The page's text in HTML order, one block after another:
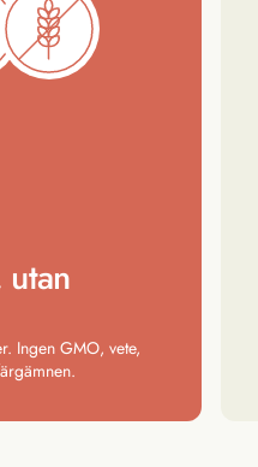
Ingen GMO, vete,